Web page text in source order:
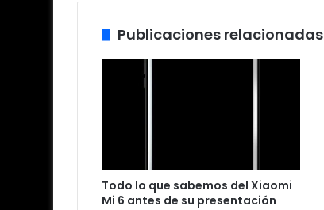
Publicaciones relacionadas
Todo lo que sabemos del Xiaomi
Mi 6 antes de su presentación